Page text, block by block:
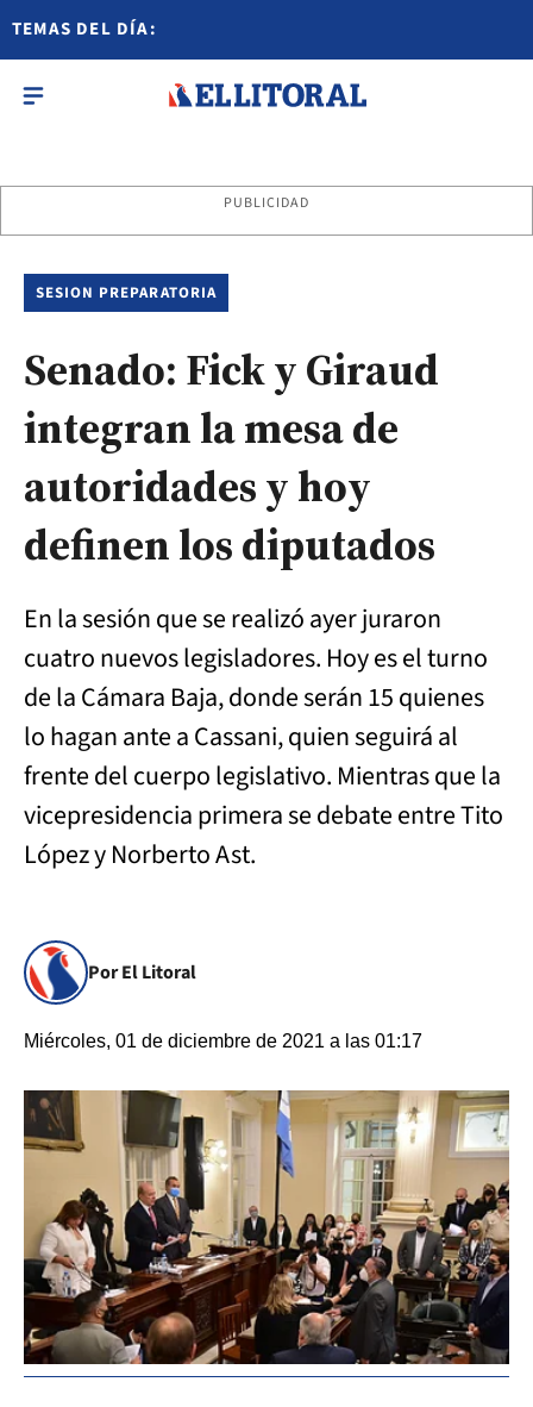
TEMAS DEL DÍA:
PUBLICIDAD
SESION PREPARATORIA
Senado: Fick y Giraud
integran la mesa de
autoridades y hoy
definen los diputados
En la sesión que se realizó ayer juraron
cuatro nuevos legisladores. Hoy es el turno
de la Cámara Baja, donde serán 15 quienes
lo hagan ante a Cassani, quien seguirá al
frente del cuerpo legislativo. Mientras que la
vicepresidencia primera se debate entre Tito
López y Norberto Ast.
Por El Litoral
Miércoles, 01 de diciembre de 2021 a las 01:17